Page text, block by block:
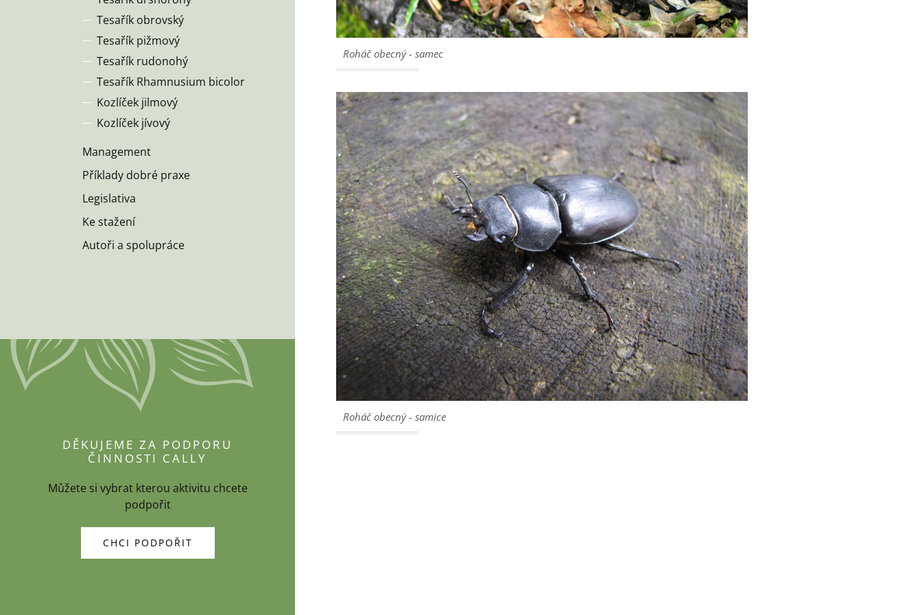
Tesařík obrovský
Tesařík pižmový
Tesařík rudonohý
Tesařík Rhamnusium bicolor
Kozlíček jilmový
Kozlíček jívový
Management
Příklady dobré praxe
Legislativa
Ke stažení
Autoři a spolupráce
Roháč obecný - samec
Roháč obecný - samice
DĚKUJEME ZA PODPORU
ČINNOSTI CALLY
Můžete si vybrat kterou aktivitu chcete
podpořit
CHCI PODPOŘIT